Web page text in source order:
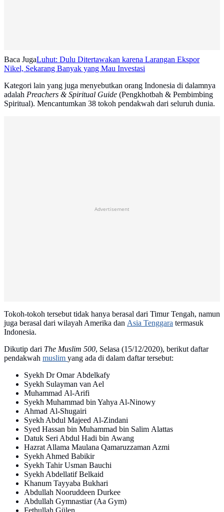
Baca JugaLuhut: Dulu Ditertawakan karena Larangan Ekspor
Nikel, Sekarang Banyak yang Mau Investasi
Kategori lain yang juga menyebutkan orang Indonesia di dalamnya
adalah Preachers & Spiritual Guide (Pengkhotbah & Pembimbing
Spiritual). Mencantumkan 38 tokoh pendakwah dari seluruh dunia.
Advertisement
Tokoh-tokoh tersebut tidak hanya berasal dari Timur Tengah, namun
juga berasal dari wilayah Amerika dan Asia Tenggara termasuk
Indonesia.
Dikutip dari The Muslim 500, Selasa (15/12/2020), berikut daftar
pendakwah muslim yang ada di dalam daftar tersebut:
Syekh Dr Omar Abdelkafy
Syekh Sulayman van Ael
Muhammad Al-Arifi
Syekh Muhammad bin Yahya Al-Ninowy
Ahmad Al-Shugairi
Syekh Abdul Majeed Al-Zindani
Syed Hassan bin Muhammad bin Salim Alattas
Datuk Seri Abdul Hadi bin Awang
Hazrat Allama Maulana Qamaruzzaman Azmi
Syekh Ahmed Babikir
Syekh Tahir Usman Bauchi
Syekh Abdellatif Belkaid
Khanum Tayyaba Bukhari
Abdullah Nooruddeen Durkee
Abdullah Gymnastiar (Aa Gym)